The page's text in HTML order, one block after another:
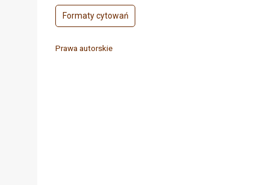
Formaty cytowań
Prawa autorskie